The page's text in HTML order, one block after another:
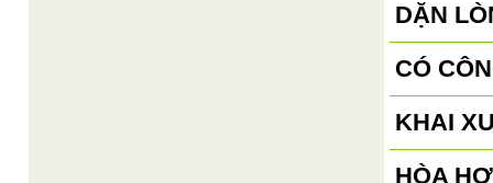
DẶN
CÓ
KHAI
HÒA